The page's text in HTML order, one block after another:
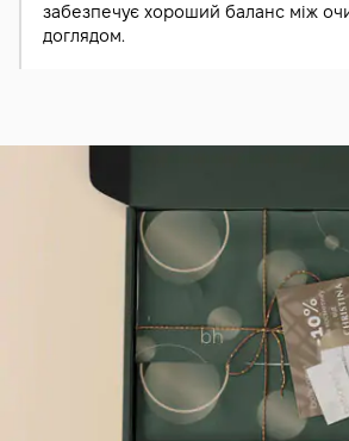
забезпечує хороший баланс між
доглядом.